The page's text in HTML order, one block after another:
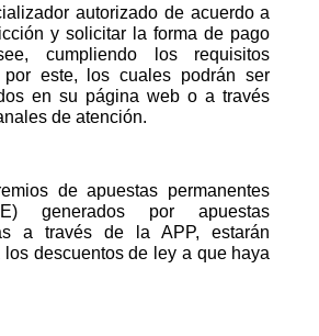
autorizado de acuerdo a
y solicitar la forma de pago
cumpliendo los requisitos
por este, los cuales podrán ser
en su página web o a través
de atención.
de apuestas permanentes
generados por apuestas
a través de la APP, estarán
los descuentos de ley a que haya